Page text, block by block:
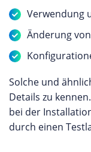
Verwendung
Änderung
Solche und
Details zu
bei der
durch einen